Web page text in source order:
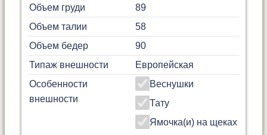
Объем груди
89
Объем талии
58
Объем бедер
90
Типаж внешности
Европейская
Особенности
внешности
Веснушки
Тату
Ямочка(и) на щеках